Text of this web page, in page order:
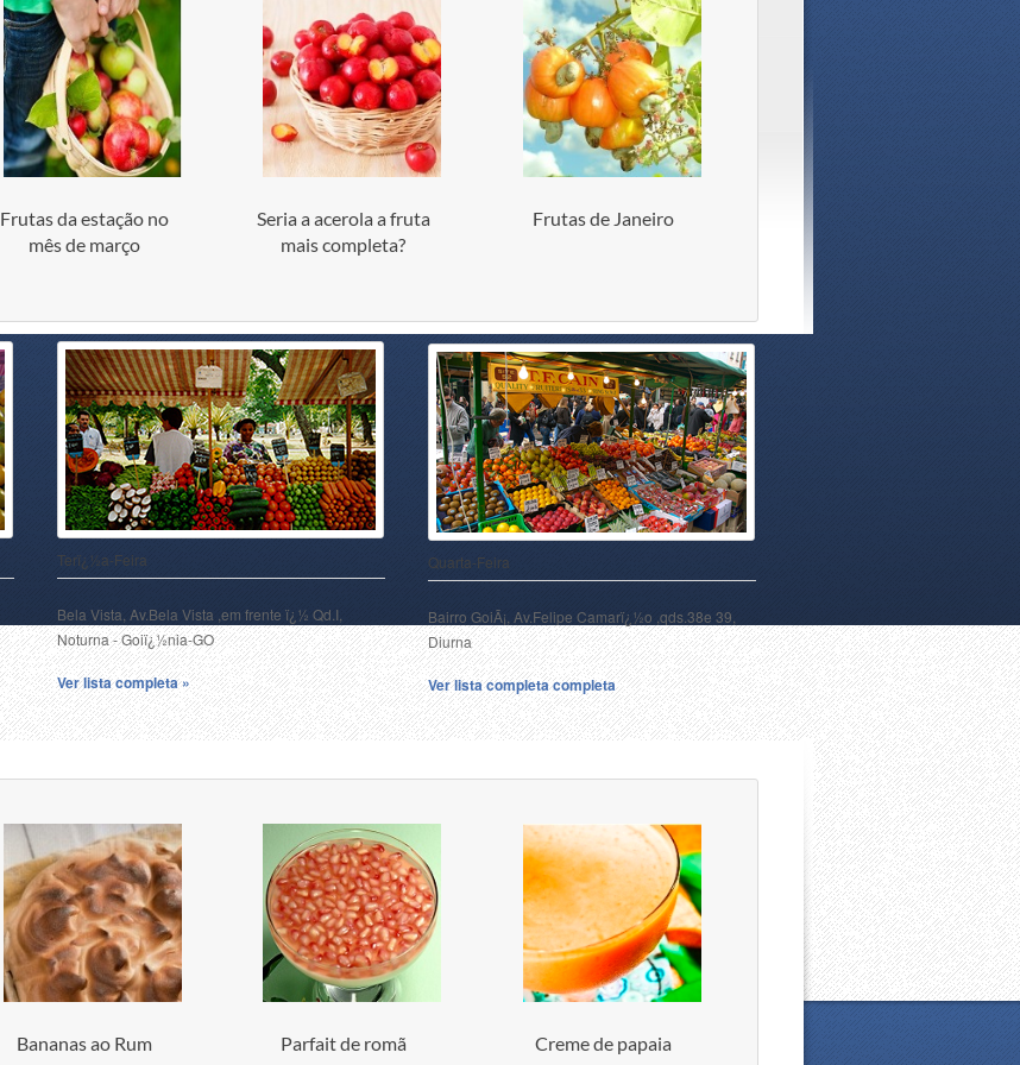
Frutas da estação no
mês de março
Seria a acerola a fruta
mais completa?
Frutas de Janeiro
Terï¿½a-Feira
Bela Vista, Av.Bela Vista ,em frente ï¿½ Qd.I,
Noturna - Goiï¿½nia-GO
Ver lista completa »
Quarta-Feira
Bairro GoiÃ¡, Av.Felipe Camarï¿½o ,qds.38e 39,
Diurna
Ver lista completa completa
Bananas ao Rum Parfait de romã Creme de papaia